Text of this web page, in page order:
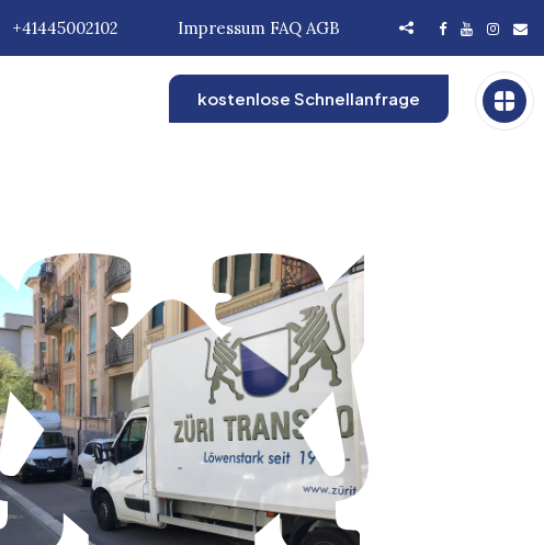
+41445002102 Impressum FAQ AGB
kostenlose Schnellanfrage